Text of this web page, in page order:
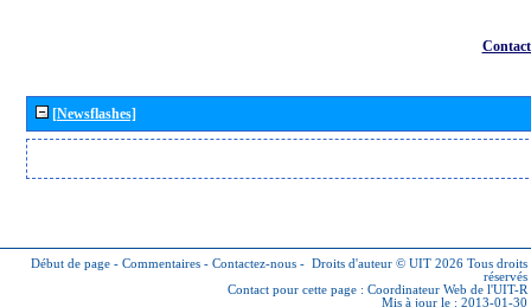
[Newsflashes]
Début de page - Commentaires - Contactez-nous - Droits d'auteur © UIT 2026 Tous droits
réservés
Contact pour cette page : Coordinateur Web de l'UIT-R
Mis à jour le : 2013-01-30